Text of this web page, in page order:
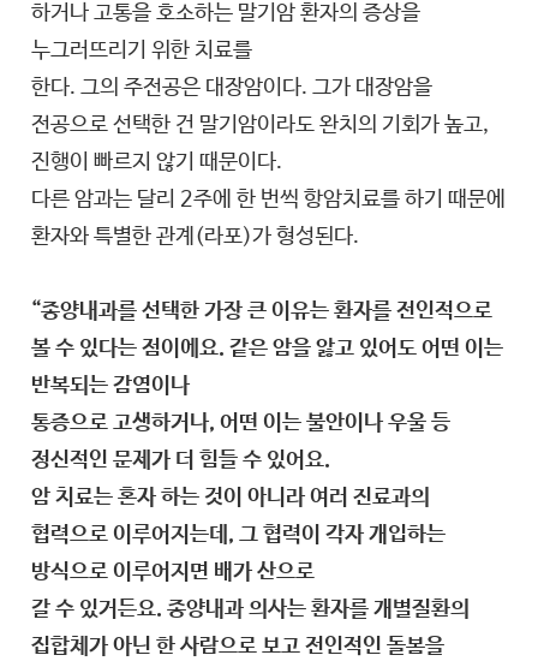
하거나 고통을 호소하는 말기암 환자의 증상을
누그러뜨리기 위한 치료를
한다. 그의 주전공은 대장암이다. 그가 대장암을
전공으로 선택한 건 말기암이라도 완치의 기회가 높고,
진행이 빠르지 않기 때문이다.
다른 암과는 달리 2주에 한 번씩 항암치료를 하기 때문에
환자와 특별한 관계(라포)가 형성된다.
“종양내과를 선택한 가장 큰 이유는 환자를 전인적으로
볼 수 있다는 점이에요. 같은 암을 앓고 있어도 어떤 이는
반복되는 감염이나
통증으로 고생하거나, 어떤 이는 불안이나 우울 등
정신적인 문제가 더 힘들 수 있어요.
암 치료는 혼자 하는 것이 아니라 여러 진료과의
협력으로 이루어지는데, 그 협력이 각자 개입하는
방식으로 이루어지면 배가 산으로
갈 수 있거든요. 종양내과 의사는 환자를 개별질환의
집합체가 아닌 한 사람으로 보고 전인적인 돌봄을